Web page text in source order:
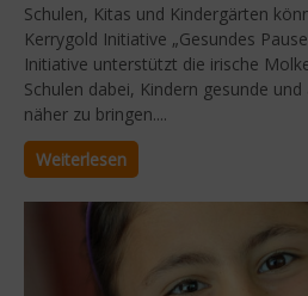
Schulen, Kitas und Kindergärten
Kerrygold Initiative „Gesundes
Initiative unterstützt die irische
Schulen dabei, Kindern gesunde
näher zu bringen....
Weiterlesen